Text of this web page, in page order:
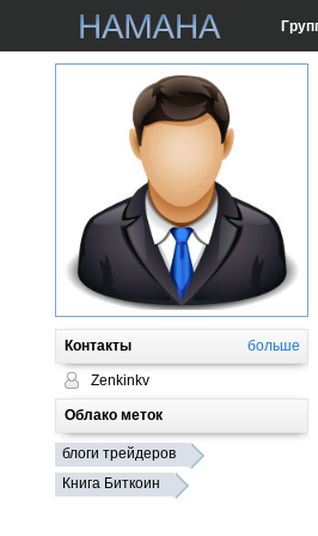
Контакты больше
Zenkinkv
Облако меток
блоги трейдеров
Книга Биткоин